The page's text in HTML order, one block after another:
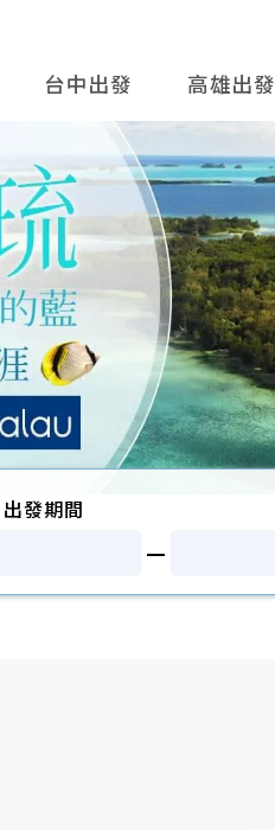
台中出發 高雄出發
出發期間